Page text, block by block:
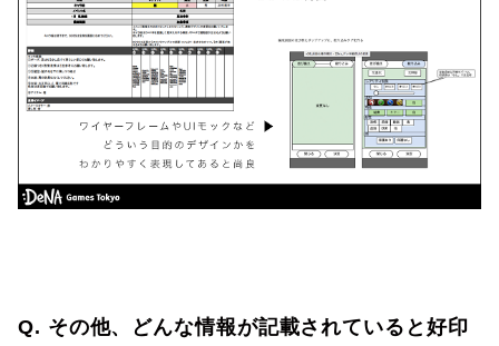
Q. その他、どんな情報が記載されていると好印